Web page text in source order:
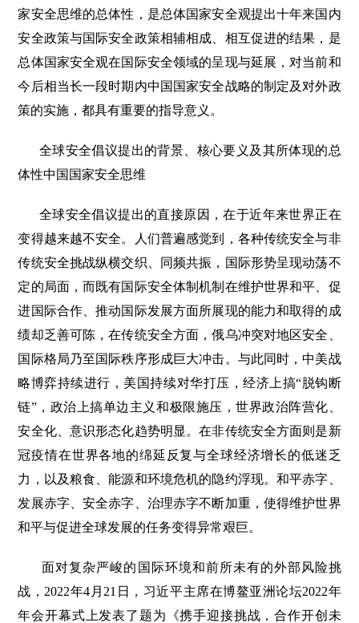
家安全思维的总体性，是总体国家安全观提出十年来国内
安全政策与国际安全政策相辅相成、相互促进的结果，是
总体国家安全观在国际安全领域的呈现与延展，对当前和
今后相当长一段时期内中国国家安全战略的制定及对外政
策的实施，都具有重要的指导意义。
全球安全倡议提出的背景、核心要义及其所体现的总
体性中国国家安全思维
全球安全倡议提出的直接原因，在于近年来世界正在
变得越来越不安全。人们普遍感觉到，各种传统安全与非
传统安全挑战纵横交织、同频共振，国际形势呈现动荡不
定的局面，而既有国际安全体制机制在维护世界和平、促
进国际合作、推动国际发展方面所展现的能力和取得的成
绩却乏善可陈，在传统安全方面，俄乌冲突对地区安全、
国际格局乃至国际秩序形成巨大冲击。与此同时，中美战
略博弈持续进行，美国持续对华打压，经济上搞“脱钩断
链”，政治上搞单边主义和极限施压，世界政治阵营化、
安全化、意识形态化趋势明显。在非传统安全方面则是新
冠疫情在世界各地的绵延反复与全球经济增长的低迷乏
力，以及粮食、能源和环境危机的隐约浮现。和平赤字、
发展赤字、安全赤字、治理赤字不断加重，使得维护世界
和平与促进全球发展的任务变得异常艰巨。
面对复杂严峻的国际环境和前所未有的外部风险挑
战，2022年4月21日，习近平主席在博鳌亚洲论坛2022年
年会开幕式上发表了题为《携手迎接挑战，合作开创未